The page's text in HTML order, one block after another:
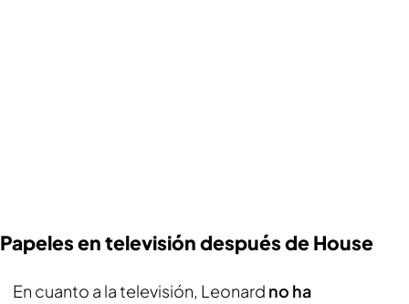
Papeles en televisión después de House
En cuanto a la televisión, Leonard no ha